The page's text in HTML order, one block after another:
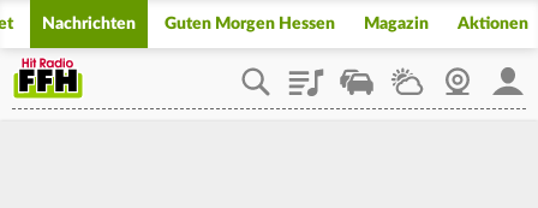
Nachrichten Guten Morgen Hessen Magazin Aktionen
PlaylistStaupilotWetterWebcam